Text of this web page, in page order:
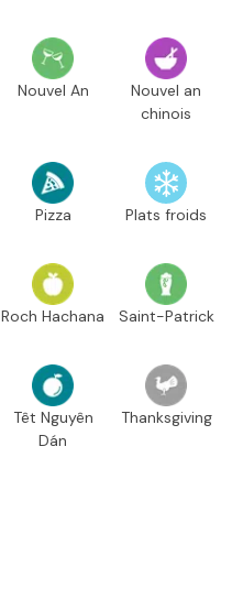
Nouvel An
Nouvel an
chinois
Pizza Plats froids
Roch Hachana Saint-Patrick
Têt Nguyên
Dán
Thanksgiving